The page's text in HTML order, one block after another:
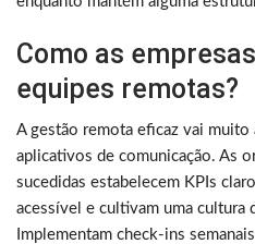
Como as
equipes remotas?
A gestão remota eficaz vai
aplicativos de comunicação. As
sucedidas estabelecem KPIs
acessível e cultivam uma cultura
Implementam check-ins